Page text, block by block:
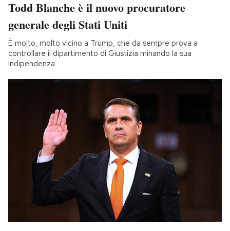
Todd Blanche è il nuovo procuratore
generale degli Stati Uniti
È molto, molto vicino a Trump, che da sempre prova a
controllare il dipartimento di Giustizia minando la sua
indipendenza